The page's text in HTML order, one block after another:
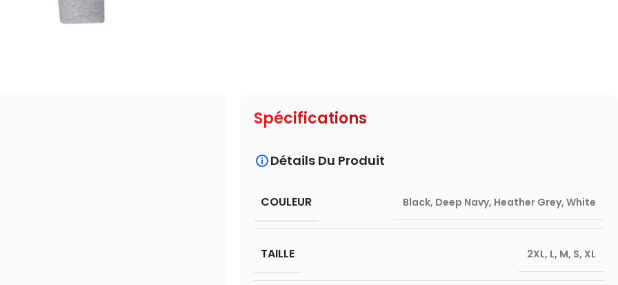
Spécifications
Détails Du Produit
COULEUR Black, Deep Navy, Heather Grey, White
TAILLE 2XL, L, M, S, XL